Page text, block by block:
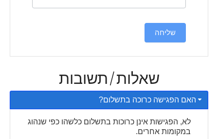
שליחה
שאלות/תשובות
האם הפגישה כרוכה בתשלום?
לא, הפגישות אינן כרוכות בתשלום כלשהו כפי שנהוג
במקומות אחרים.